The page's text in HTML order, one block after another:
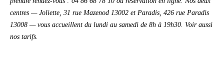
centres —Joliette, 31 rue Mazenod 13002 et Paradis, 426 rue Paradis
13008 — vous accueillent du lundi au samedi de 8h à 19h30. Voir aussi
nos tarifs